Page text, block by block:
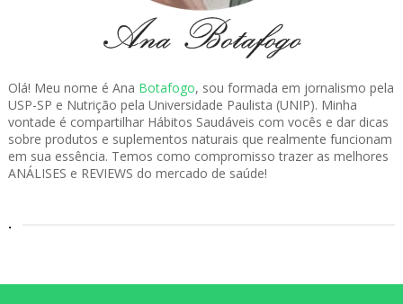
Olá! Meu nome é Ana Botafogo, sou formada em jornalismo pela
USP-SP e Nutrição pela Universidade Paulista (UNIP). Minha
vontade é compartilhar Hábitos Saudáveis com vocês e dar dicas
sobre produtos e suplementos naturais que realmente funcionam
em sua essência. Temos como compromisso trazer as melhores
ANÁLISES e REVIEWS do mercado de saúde!
.